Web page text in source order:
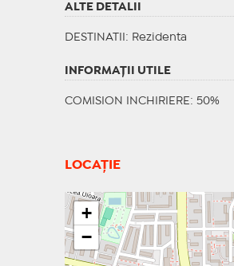
ALTE DETALII
DESTINATII : Rezidenta
INFORMAŢII UTILE
COMISION INCHIRIERE: 50%
LOCAȚIE
+
−